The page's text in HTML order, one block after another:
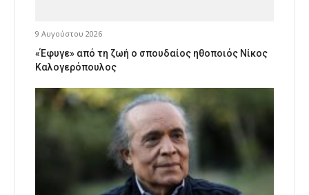
9 Αυγούστου 2026
«Έφυγε» από τη ζωή ο σπουδαίος ηθοποιός Νίκος
Καλογερόπουλος